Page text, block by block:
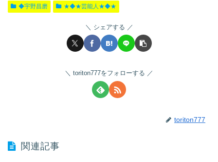
◆宇野昌磨 ★◆★芸能人★◆★
シェアする
toriton777をフォローする
toriton777
関連記事